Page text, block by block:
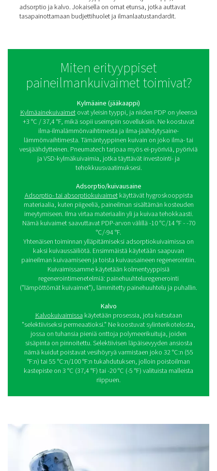
Kalvokuivaimet voivat poistaa tämän kosteuden
permeaation" avulla, jotta vaaditut
Mikä on paineilmankuivain?
Kuten mainittiin, kuivaimet poistavat ylimääräisen veden
paineilmasta. Oikealla tyypillä täytät alan standardit ja
adsorptio ja kalvo. Jokaisella on omat etunsa, jotka
tasapainottamaan budjettihuolet ja